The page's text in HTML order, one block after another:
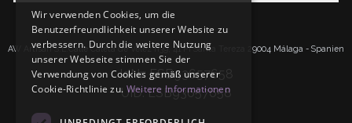
AW Artisan S.L.Calle Caleta de Velez n39, 41 PI Santa Tereza 29004 Málaga - Spanien
IdNr: ESB93657658
UID: ESB93657658
Wir verwenden Cookies, um die
Benutzerfreundlichkeit unserer Website zu
verbessern. Durch die weitere Nutzung
unserer Webseite stimmen Sie der
Verwendung von Cookies gemäß unserer
Cookie-Richtlinie zu. Weitere Informationen